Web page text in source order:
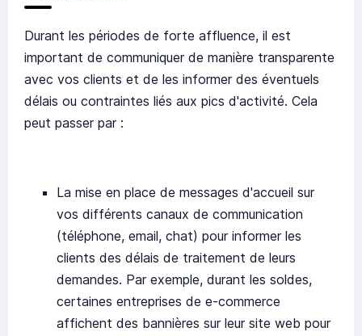
Durant les périodes de forte affluence, il est
important de communiquer de manière transparente
avec vos clients et de les informer des éventuels
délais ou contraintes liés aux pics d'activité. Cela
peut passer par :
La mise en place de messages d'accueil sur
vos différents canaux de communication
(téléphone, email, chat) pour informer les
clients des délais de traitement de leurs
demandes. Par exemple, durant les soldes,
certaines entreprises de e-commerce
affichent des bannières sur leur site web pour